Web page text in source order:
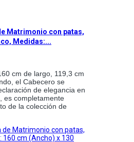
Matrimonio con patas,
Medidas:...
cm de largo, 119,3 cm
el Cabecero se
de elegancia en
es completamente
de la colección de